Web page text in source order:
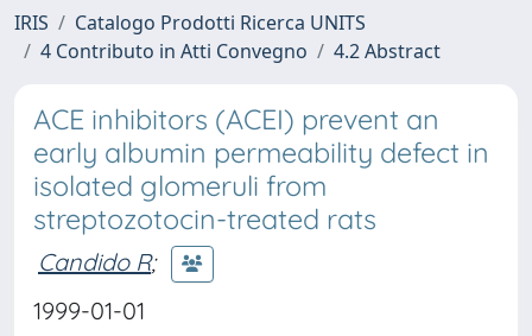
IRIS
Catalogo Prodotti Ricerca UNITS
4 Contributo in Atti Convegno
4.2 Abstract
ACE inhibitors (ACEI) prevent an
early albumin permeability defect in
isolated glomeruli from
streptozotocin-treated rats
Candido R;
1999-01-01